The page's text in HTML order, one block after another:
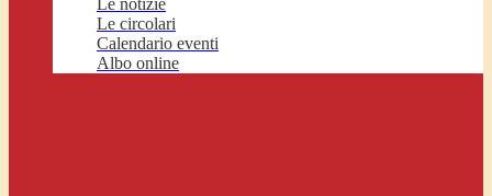
Le notizie
Le circolari
Calendario eventi
Albo online